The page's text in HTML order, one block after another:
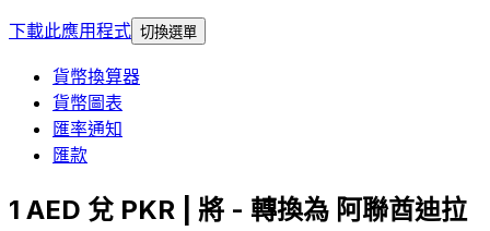
下載此應用程式 切換選單
貨幣換算器
貨幣圖表
匯率通知
匯款
1 AED 兌 PKR | 將 - 轉換為 阿聯酋迪拉